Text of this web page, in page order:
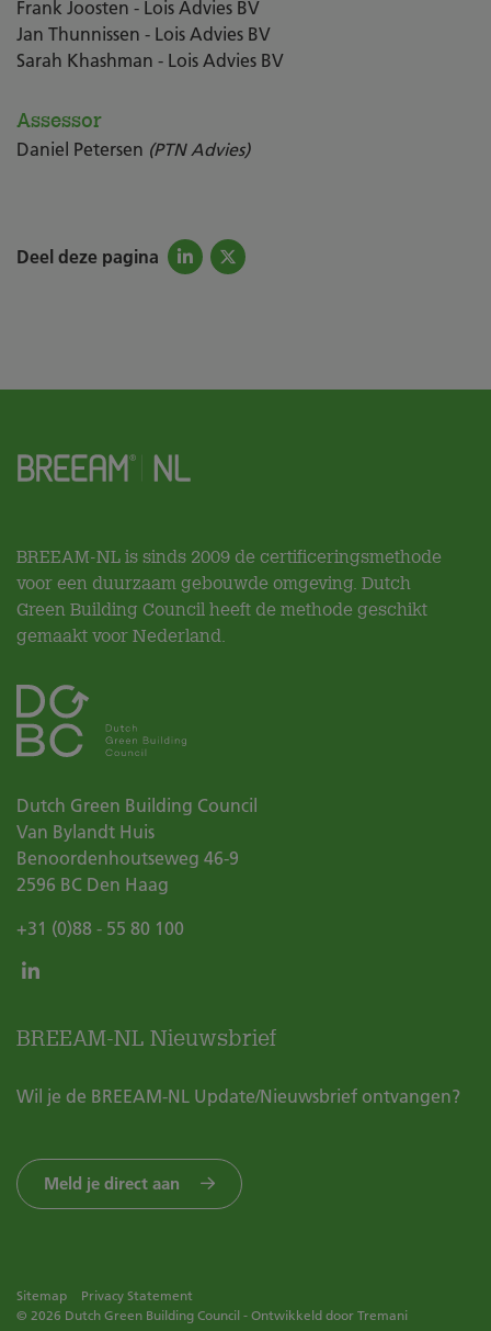
Frank Joosten - Lois Advies BV
Jan Thunnissen - Lois Advies BV
Sarah Khashman - Lois Advies BV
Assessor
Daniel Petersen (PTN Advies)
Deel deze pagina
BREEAM-NL is sinds 2009 de certificeringsmethode
voor een duurzaam gebouwde omgeving. Dutch
Green Building Council heeft de methode geschikt
gemaakt voor Nederland.
Dutch Green Building Council
Van Bylandt Huis
Benoordenhoutseweg 46-9
2596 BC Den Haag
+31 (0)88 - 55 80 100
BREEAM-NL Nieuwsbrief
Wil je de BREEAM-NL Update/Nieuwsbrief ontvangen?
Meld je direct aan
Sitemap
Privacy Statement
© 2026 Dutch Green Building Council - Ontwikkeld door Tremani